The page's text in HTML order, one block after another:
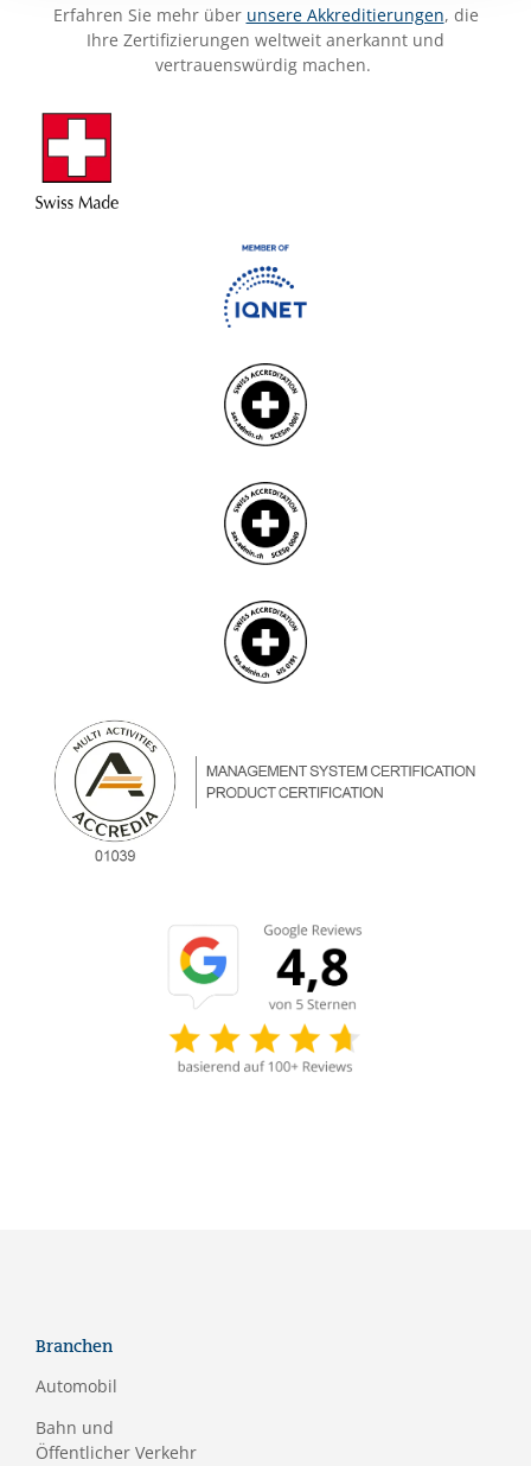
Erfahren Sie mehr über unsere Akkreditierungen, die
Ihre Zertifizierungen weltweit anerkannt und
vertrauenswürdig machen.
Branchen
Automobil
Bahn und
Öffentlicher Verkehr